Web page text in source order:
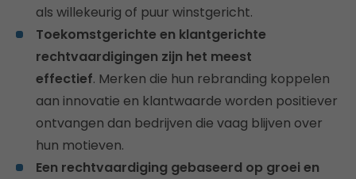
als willekeurig of puur winstgericht.
Toekomstgerichte en klantgerichte
rechtvaardigingen zijn het meest
effectief. Merken die hun rebranding koppelen
aan innovatie en klantwaarde worden positiever
ontvangen dan bedrijven die vaag blijven over
hun motieven.
Een rechtvaardiging gebaseerd op groei en